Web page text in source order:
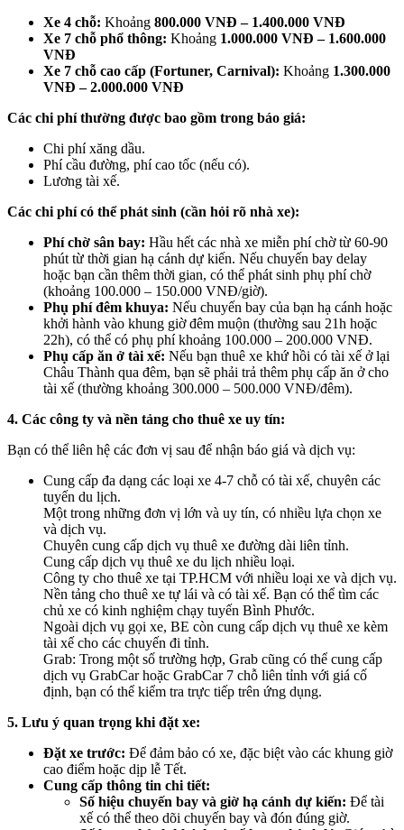
Xe 4 chỗ: Khoảng 800.000 VNĐ – 1.400.000 VNĐ
Xe 7 chỗ phổ thông: Khoảng 1.000.000 VNĐ – 1.600.000
VNĐ
Xe 7 chỗ cao cấp (Fortuner, Carnival): Khoảng 1.300.000
VNĐ – 2.000.000 VNĐ
Các chi phí thường được bao gồm trong báo giá:
Chi phí xăng dầu.
Phí cầu đường, phí cao tốc (nếu có).
Lương tài xế.
Các chi phí có thể phát sinh (cần hỏi rõ nhà xe):
Phí chờ sân bay: Hầu hết các nhà xe miễn phí chờ từ 60-90
phút từ thời gian hạ cánh dự kiến. Nếu chuyến bay delay
hoặc bạn cần thêm thời gian, có thể phát sinh phụ phí chờ
(khoảng 100.000 – 150.000 VNĐ/giờ).
Phụ phí đêm khuya: Nếu chuyến bay của bạn hạ cánh hoặc
khởi hành vào khung giờ đêm muộn (thường sau 21h hoặc
22h), có thể có phụ phí khoảng 100.000 – 200.000 VNĐ.
Phụ cấp ăn ở tài xế: Nếu bạn thuê xe khứ hồi có tài xế ở lại
Châu Thành qua đêm, bạn sẽ phải trả thêm phụ cấp ăn ở cho
tài xế (thường khoảng 300.000 – 500.000 VNĐ/đêm).
4. Các công ty và nền tảng cho thuê xe uy tín:
Bạn có thể liên hệ các đơn vị sau để nhận báo giá và dịch vụ:
Cung cấp đa dạng các loại xe 4-7 chỗ có tài xế, chuyên các
tuyến du lịch.
Một trong những đơn vị lớn và uy tín, có nhiều lựa chọn xe
và dịch vụ.
Chuyên cung cấp dịch vụ thuê xe đường dài liên tỉnh.
Cung cấp dịch vụ thuê xe du lịch nhiều loại.
Công ty cho thuê xe tại TP.HCM với nhiều loại xe và dịch vụ.
Nền tảng cho thuê xe tự lái và có tài xế. Bạn có thể tìm các
chủ xe có kinh nghiệm chạy tuyến Bình Phước.
Ngoài dịch vụ gọi xe, BE còn cung cấp dịch vụ thuê xe kèm
tài xế cho các chuyến đi tỉnh.
Grab: Trong một số trường hợp, Grab cũng có thể cung cấp
dịch vụ GrabCar hoặc GrabCar 7 chỗ liên tỉnh với giá cố
định, bạn có thể kiểm tra trực tiếp trên ứng dụng.
5. Lưu ý quan trọng khi đặt xe:
Đặt xe trước: Để đảm bảo có xe, đặc biệt vào các khung giờ
cao điểm hoặc dịp lễ Tết.
Cung cấp thông tin chi tiết:
Số hiệu chuyến bay và giờ hạ cánh dự kiến: Để tài
xế có thể theo dõi chuyến bay và đón đúng giờ.